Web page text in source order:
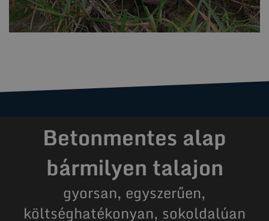
Betonmentes alap
bármilyen talajon
gyorsan, egyszerűen,
költséghatékonyan, sokoldalúan